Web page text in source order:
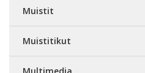
Muistit
Muistitikut